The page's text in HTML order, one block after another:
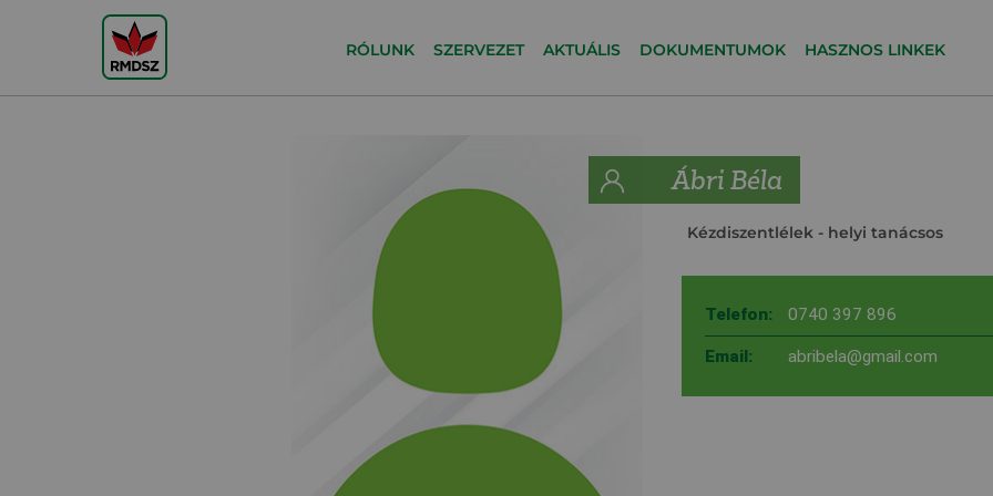
RÓLUNK SZERVEZET AKTUÁLIS DOKUMENTUMOK HASZNOS LINKEK
Ábri Béla
Kézdiszentlélek- helyi tanácsos
Telefon: 0740 397 896
Email: abribela@gmail.com